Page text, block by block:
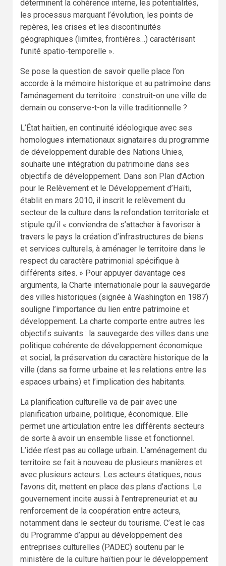
déterminent la cohérence interne, les potentialités,
les processus marquant l’évolution, les points de
repères, les crises et les discontinuités
géographiques (limites, frontières…) caractérisant
l’unité spatio-temporelle ».
Se pose la question de savoir quelle place l’on
accorde à la mémoire historique et au patrimoine dans
l’aménagement du territoire : construit-on une ville de
demain ou conserve-t-on la ville traditionnelle ?
L’État haïtien, en continuité idéologique avec ses
homologues internationaux signataires du programme
de développement durable des Nations Unies,
souhaite une intégration du patrimoine dans ses
objectifs de développement. Dans son Plan d’Action
pour le Relèvement et le Développement d’Haïti,
établit en mars 2010, il inscrit le relèvement du
secteur de la culture dans la refondation territoriale et
stipule qu’il « conviendra de s’attacher à favoriser à
travers le pays la création d’infrastructures de biens
et services culturels, à aménager le territoire dans le
respect du caractère patrimonial spécifique à
différents sites. » Pour appuyer davantage ces
arguments, la Charte internationale pour la sauvegarde
des villes historiques (signée à Washington en 1987)
souligne l’importance du lien entre patrimoine et
développement. La charte comporte entre autres les
objectifs suivants : la sauvegarde des villes dans une
politique cohérente de développement économique
et social, la préservation du caractère historique de la
ville (dans sa forme urbaine et les relations entre les
espaces urbains) et l’implication des habitants.
La planification culturelle va de pair avec une
planification urbaine, politique, économique. Elle
permet une articulation entre les différents secteurs
de sorte à avoir un ensemble lisse et fonctionnel.
L’idée n’est pas au collage urbain. L’aménagement du
territoire se fait à nouveau de plusieurs manières et
avec plusieurs acteurs. Les acteurs étatiques, nous
l’avons dit, mettent en place des plans d’actions. Le
gouvernement incite aussi à l’entrepreneuriat et au
renforcement de la coopération entre acteurs,
notamment dans le secteur du tourisme. C’est le cas
du Programme d’appui au développement des
entreprises culturelles (PADEC) soutenu par le
ministère de la culture haïtien pour le développement